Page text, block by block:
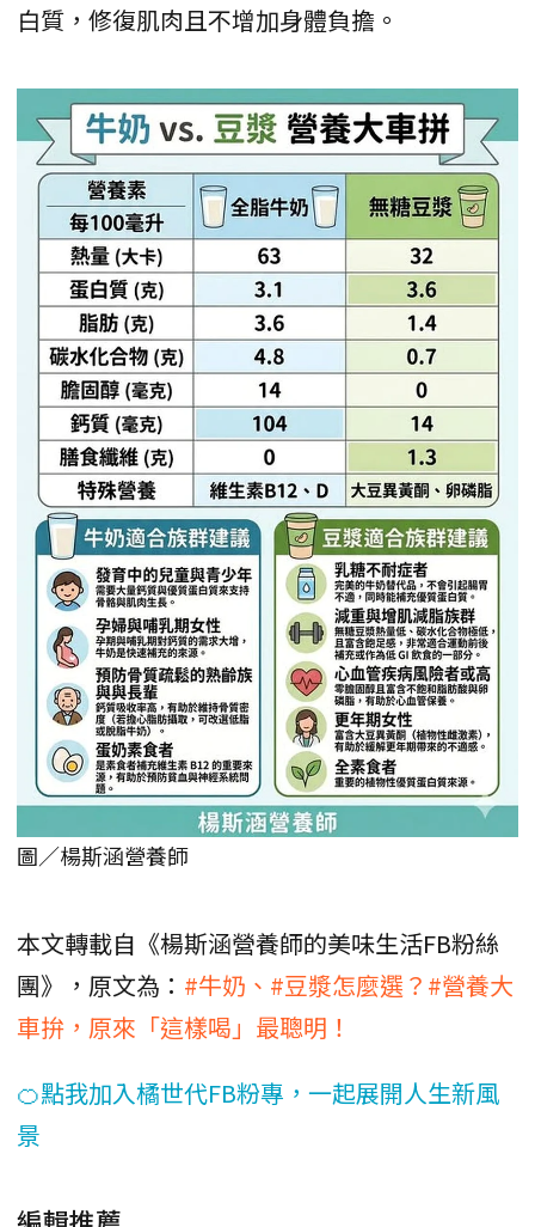
白質，修復肌肉且不增加身體負擔。
圖／楊斯涵營養師
本文轉載自《楊斯涵營養師的美味生活FB粉絲
團》，原文為： #牛奶、#豆漿怎麼選？#營養大
車拚，原來「這樣喝」最聰明！
🍊點我加入橘世代FB粉專，一起展開人生新風
景